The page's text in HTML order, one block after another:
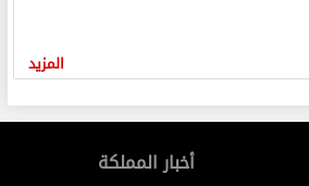
المزيد
أخبار المملكة